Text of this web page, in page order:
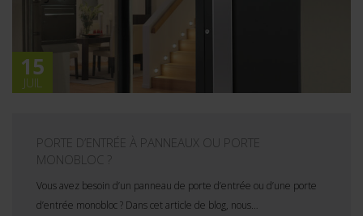
15
JUIL
PORTE D’ENTRÉE À PANNEAUX OU PORTE
MONOBLOC ?
Vous avez besoin d’un panneau de porte d’entrée ou d’une porte
d’entrée monobloc ? Dans cet article de blog, nous…